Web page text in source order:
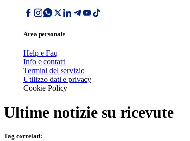
Area personale
Help e Faq
Info e contatti
Termini del servizio
Utilizzo dati e privacy
Cookie Policy
Ultime notizie su ricevute
Tag correlati: